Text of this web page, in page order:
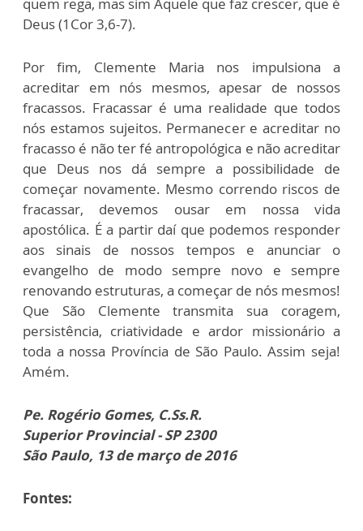
quem rega, mas sim Aquele que faz crescer, que é
Deus (1Cor 3,6-7).
Por fim, Clemente Maria nos impulsiona a
acreditar em nós mesmos, apesar de nossos
fracassos. Fracassar é uma realidade que todos
nós estamos sujeitos. Permanecer e acreditar no
fracasso é não ter fé antropológica e não acreditar
que Deus nos dá sempre a possibilidade de
começar novamente. Mesmo correndo riscos de
fracassar, devemos ousar em nossa vida
apostólica. É a partir daí que podemos responder
aos sinais de nossos tempos e anunciar o
evangelho de modo sempre novo e sempre
renovando estruturas, a começar de nós mesmos!
Que São Clemente transmita sua coragem,
persistência, criatividade e ardor missionário a
toda a nossa Província de São Paulo. Assim seja!
Amém.
Pe. Rogério Gomes, C.Ss.R.
Superior Provincial - SP 2300
São Paulo, 13 de março de 2016
Fontes: